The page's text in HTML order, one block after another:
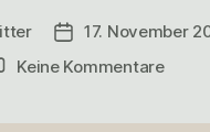
17. November
Keine Kommentarezu